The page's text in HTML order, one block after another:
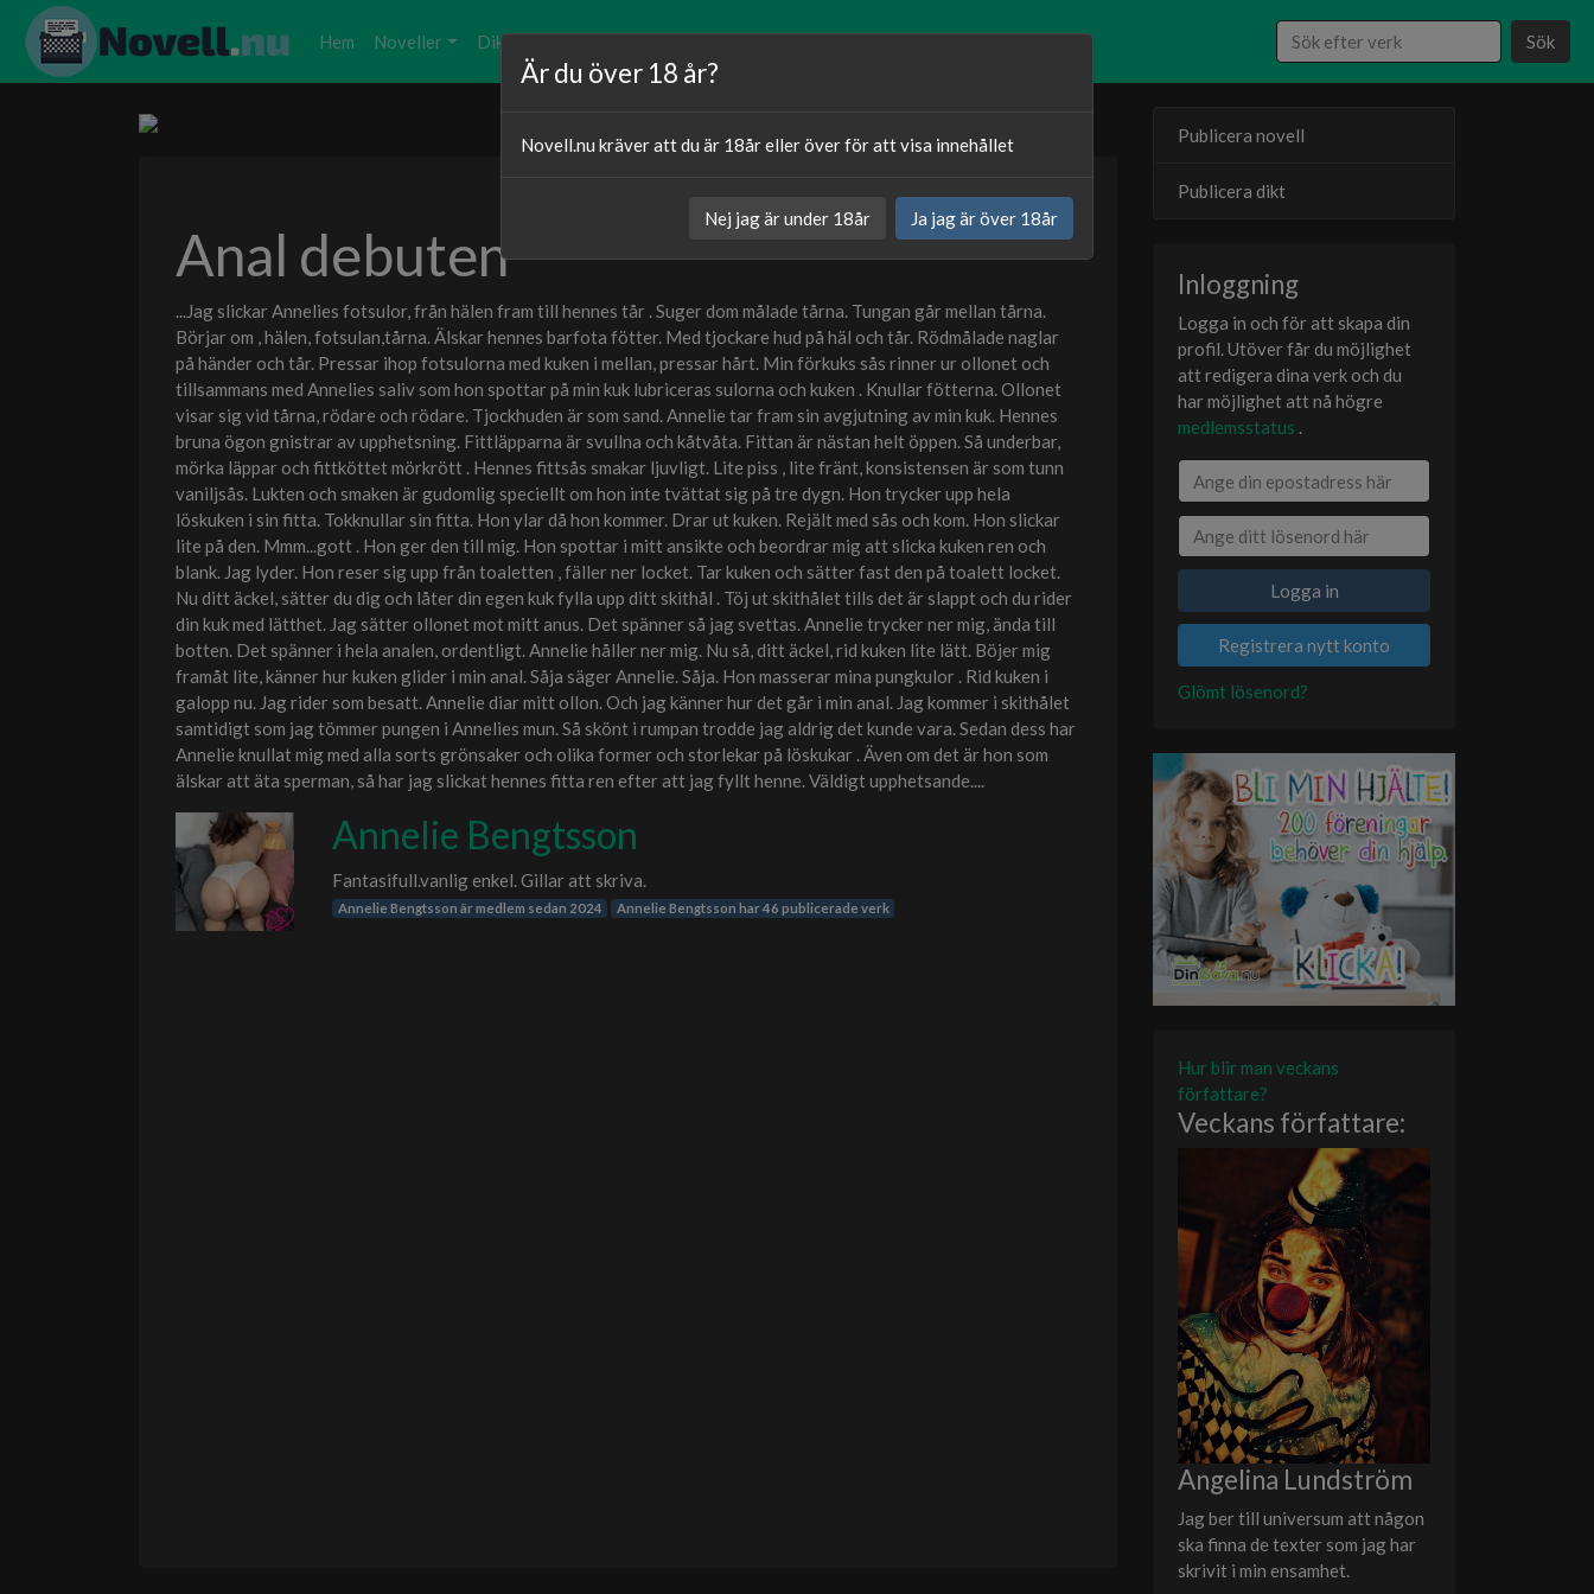
Hem Noveller Dikter Sök
24.06.2024
Kategori:
Anal debuten
...Jag slickar Annelies fotsulor, från hälen fram till hennes tår . Suger dom målade tårna. Tungan går mellan tårna.
Börjar om , hälen, fotsulan,tårna. Älskar hennes barfota fötter. Med tjockare hud på häl och tår. Rödmålade naglar
på händer och tår. Pressar ihop fotsulorna med kuken i mellan, pressar hårt. Min förkuks sås rinner ur ollonet och
tillsammans med Annelies saliv som hon spottar på min kuk lubriceras sulorna och kuken . Knullar fötterna. Ollonet
visar sig vid tårna, rödare och rödare. Tjockhuden är som sand. Annelie tar fram sin avgjutning av min kuk. Hennes
bruna ögon gnistrar av upphetsning. Fittläpparna är svullna och kåtvåta. Fittan är nästan helt öppen. Så underbar,
mörka läppar och fittköttet mörkrött . Hennes fittsås smakar ljuvligt. Lite piss , lite fränt, konsistensen är som tunn
vaniljsås. Lukten och smaken är gudomlig speciellt om hon inte tvättat sig på tre dygn. Hon trycker upp hela
löskuken i sin fitta. Tokknullar sin fitta. Hon ylar då hon kommer. Drar ut kuken. Rejält med sås och kom. Hon slickar
lite på den. Mmm...gott . Hon ger den till mig. Hon spottar i mitt ansikte och beordrar mig att slicka kuken ren och
blank. Jag lyder. Hon reser sig upp från toaletten , fäller ner locket. Tar kuken och sätter fast den på toalett locket.
Nu ditt äckel, sätter du dig och låter din egen kuk fylla upp ditt skithål . Töj ut skithålet tills det är slappt och du rider
din kuk med lätthet. Jag sätter ollonet mot mitt anus. Det spänner så jag svettas. Annelie trycker ner mig, ända till
botten. Det spänner i hela analen, ordentligt. Annelie håller ner mig. Nu så, ditt äckel, rid kuken lite lätt. Böjer mig
framåt lite, känner hur kuken glider i min anal. Såja säger Annelie. Såja. Hon masserar mina pungkulor . Rid kuken i
galopp nu. Jag rider som besatt. Annelie diar mitt ollon. Och jag känner hur det går i min anal. Jag kommer i skithålet
samtidigt som jag tömmer pungen i Annelies mun. Så skönt i rumpan trodde jag aldrig det kunde vara. Sedan dess har
Annelie knullat mig med alla sorts grönsaker och olika former och storlekar på löskukar . Även om det är hon som
älskar att äta sperman, så har jag slickat hennes fitta ren efter att jag fyllt henne. Väldigt upphetsande....
Annelie Bengtsson
Fantasifull.vanlig enkel. Gillar att skriva.
Annelie Bengtsson är medlem sedan 2024 Annelie Bengtsson har 46 publicerade verk
Publicera novell
Publicera dikt
Inloggning
Logga in och för att skapa din
profil. Utöver får du möjlighet
att redigera dina verk och du
har möjlighet att nå högre
medlemsstatus .
Logga in
Registrera nytt konto
Glömt lösenord?
Hur blir man veckans
författare?
Veckans författare:
Angelina Lundström
Jag ber till universum att någon
ska finna de texter som jag har
skrivit i min ensamhet.
Är du över 18 år?
Novell.nu kräver att du är 18år eller över för att visa innehållet
Nej jag är under 18år Ja jag är över 18år